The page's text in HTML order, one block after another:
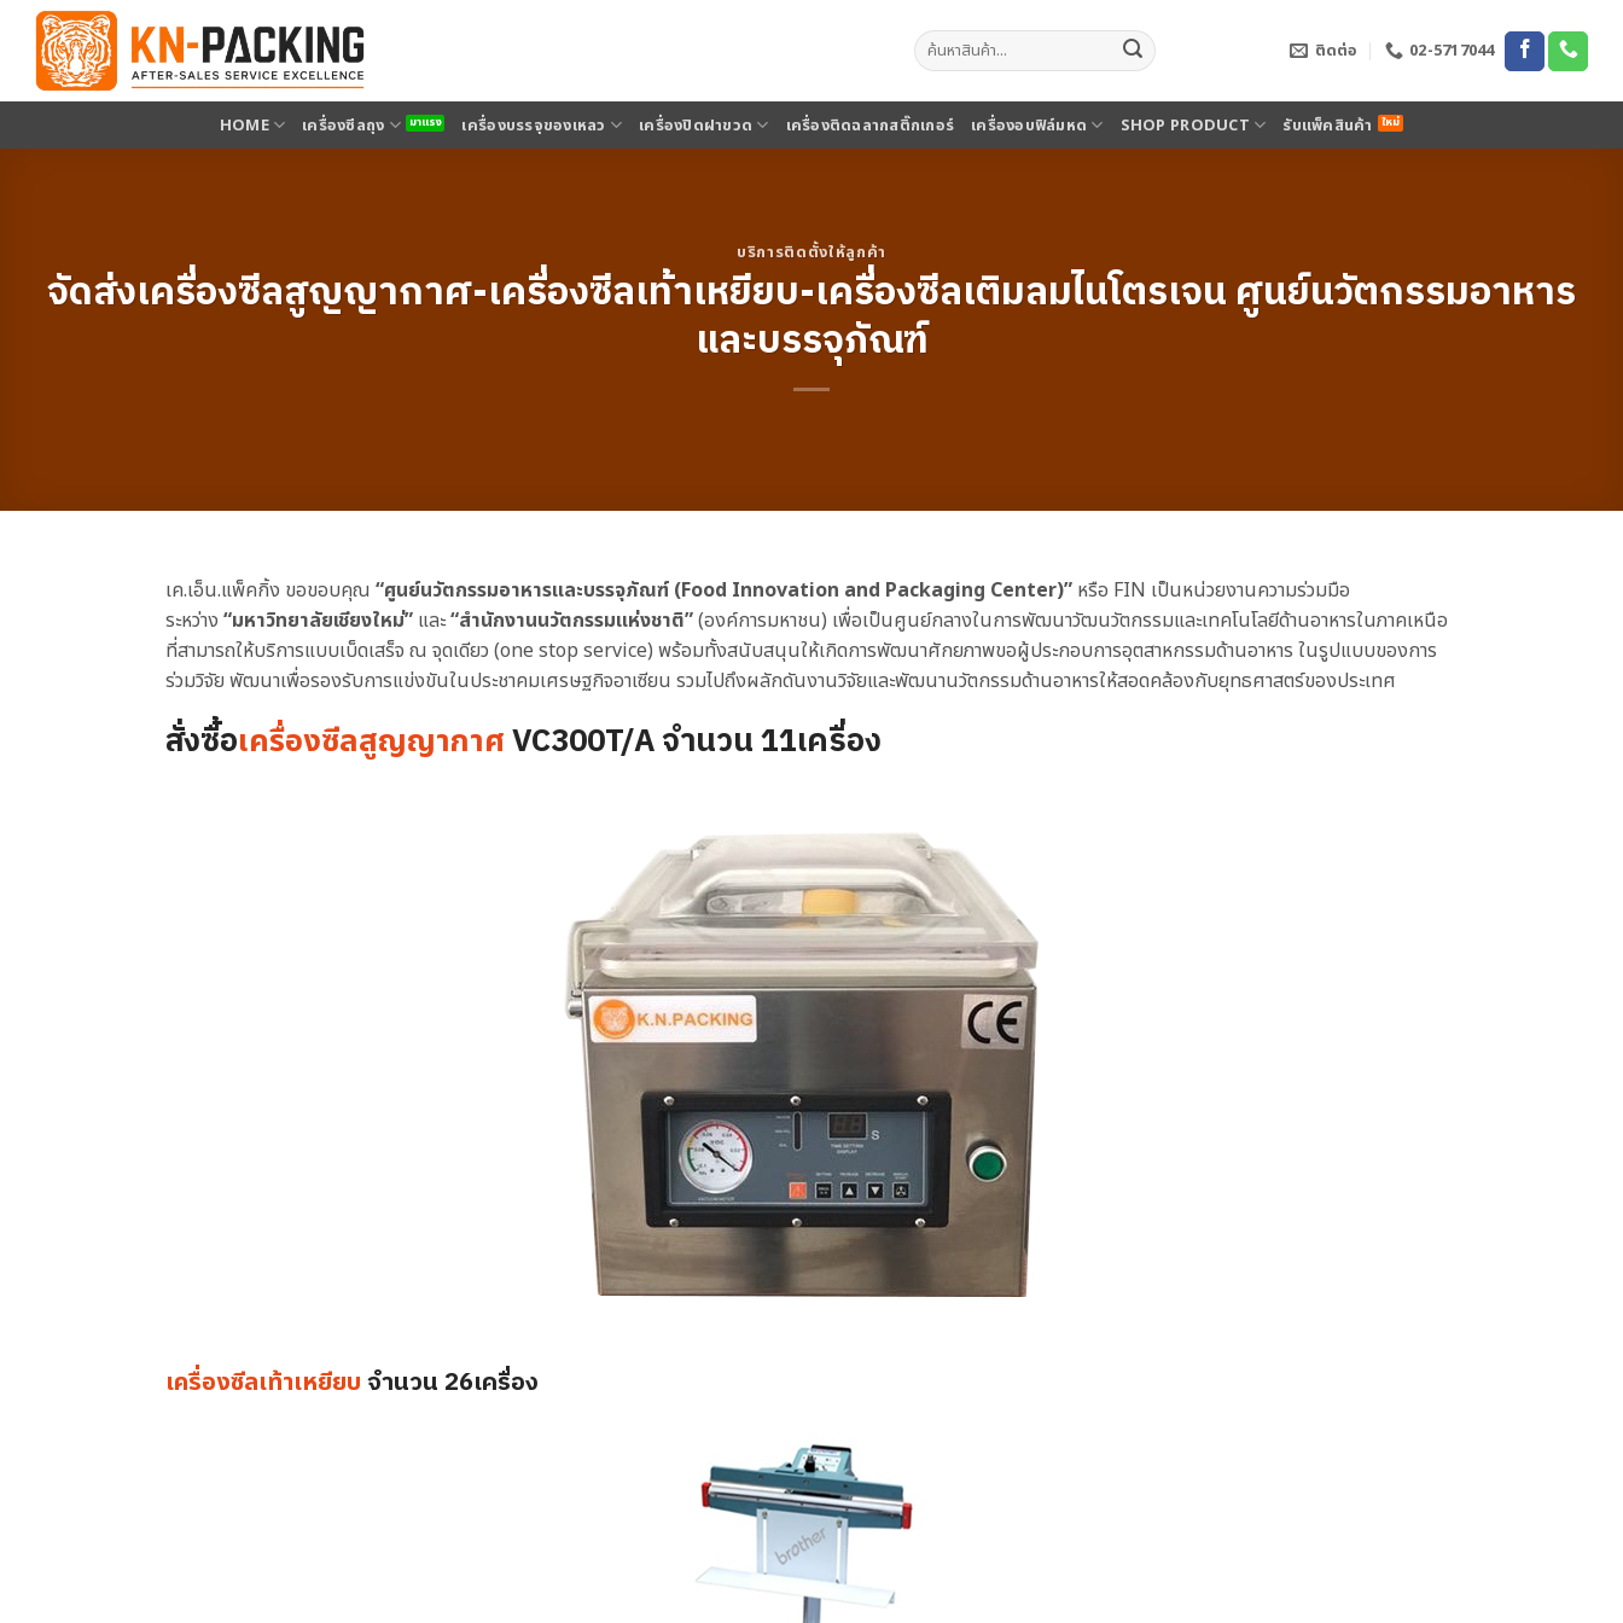
เนื้อหา
ค้นหา: ติดต่อ 02-5717044
HOME เครื่องซีลถุง เครื่องบรรจุของเหลว เครื่องปิดฝาขวด เครื่องติดฉลากสติ๊กเกอร์ เครื่องอบฟิล์มหด SHOP PRODUCT รับแพ็คสินค้า
บริการติดตั้งให้ลูกค้า
จัดส่งเครื่องซีลสูญญากาศ-เครื่องซีลเท้าเหยียบ-เครื่องซีลเติมลมไนโตรเจน ศูนย์นวัตกรรมอาหาร
และบรรจุภัณฑ์
เค.เอ็น.แพ็คกิ้ง ขอขอบคุณ “ศูนย์นวัตกรรมอาหารและบรรจุภัณฑ์ (Food Innovation and Packaging Center)” หรือ FIN เป็นหน่วยงานความร่วมมือ
ระหว่าง “มหาวิทยาลัยเชียงใหม่” และ“สำนักงานนวัตกรรมแห่งชาติ”(องค์การมหาชน) เพื่อเป็นศูนย์กลางในการพัฒนาวัฒนวัตกรรมและเทคโนโลยีด้านอาหารในภาคเหนือ
ที่สามารถให้บริการแบบเบ็ดเสร็จ ณ จุดเดียว (one stop service) พร้อมทั้งสนับสนุนให้เกิดการพัฒนาศักยภาพขอผู้ประกอบการอุตสาหกรรมด้านอาหาร ในรูปแบบของการ
ร่วมวิจัย พัฒนาเพื่อรองรับการแข่งขันในประชาคมเศรษฐกิจอาเซียน รวมไปถึงผลักดันงานวิจัยและพัฒนานวัตกรรมด้านอาหารให้สอดคล้องกับยุทธศาสตร์ของประเทศ
สั่งซื้อเครื่องซีลสูญญากาศVC300T/A จำนวน 11เครื่อง
เครื่องซีลเท้าเหยียบ จำนวน 26เครื่อง